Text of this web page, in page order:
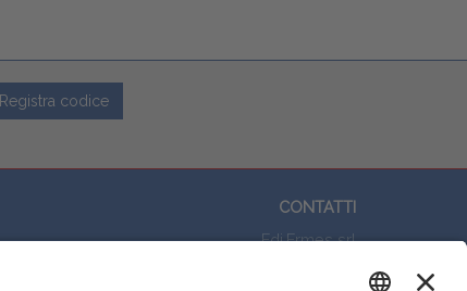
Registra codice
CONTATTI
Edi.Ermes srl